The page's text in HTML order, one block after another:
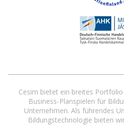
Cesim bietet ein breites
Business-Planspielen für
Unternehmen. Als führendes
Bildungstechnologie bieten